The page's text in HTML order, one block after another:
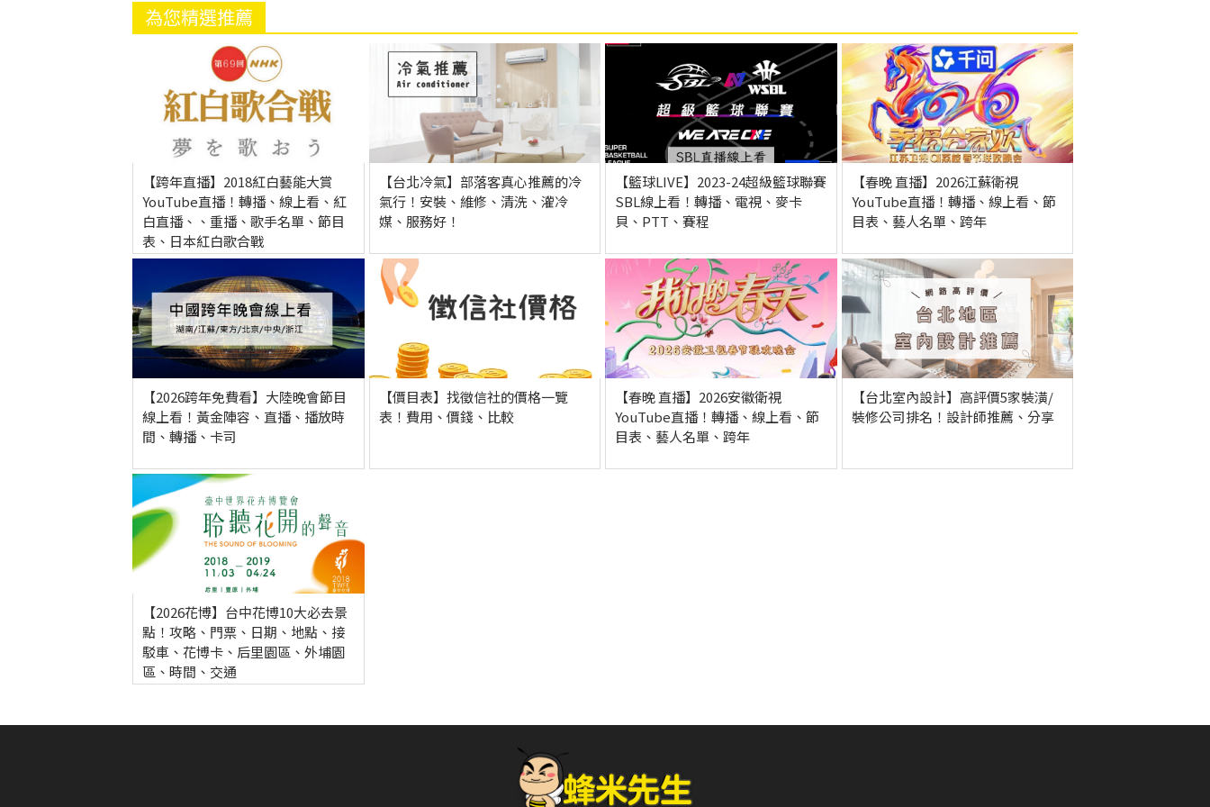
為您精選推薦
【跨年直播】2018紅白藝能大賞
YouTube直播！轉播、線上看、紅
白直播、、重播、歌手名單、節目
表、日本紅白歌合戰
【台北冷氣】部落客真心推薦的冷
氣行！安裝、維修、清洗、灌冷
媒、服務好！
【籃球LIVE】2023-24超級籃球聯賽
SBL線上看！轉播、電視、麥卡
貝、PTT、賽程
【春晚 直播】2026江蘇衛視
YouTube直播！轉播、線上看、節
目表、藝人名單、跨年
【2026跨年免費看】大陸晚會節目
線上看！黃金陣容、直播、播放時
間、轉播、卡司
【價目表】找徵信社的價格一覽
表！費用、價錢、比較
【春晚 直播】2026安徽衛視
YouTube直播！轉播、線上看、節
目表、藝人名單、跨年
【台北室內設計】高評價5家裝潢/
裝修公司排名！設計師推薦、分享
【2026花博】台中花博10大必去景
點！攻略、門票、日期、地點、接
駁車、花博卡、后里園區、外埔園
區、時間、交通